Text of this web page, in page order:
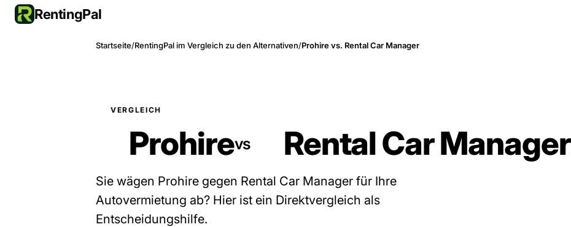
RentingPal
Startseite/RentingPal im Vergleich zu den Alternativen/Prohire vs. Rental Car Manager
VERGLEICH
Prohirevs Rental Car Manager
Sie wägen Prohire gegen Rental Car Manager für Ihre
Autovermietung ab? Hier ist ein Direktvergleich als
Entscheidungshilfe.